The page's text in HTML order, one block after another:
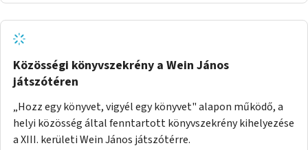
Közösségi könyvszekrény a Wein János
játszótéren
„Hozz egy könyvet, vigyél egy könyvet" alapon működő, a
helyi közösség által fenntartott könyvszekrény kihelyezése
a XIII. kerületi Wein János játszótérre.